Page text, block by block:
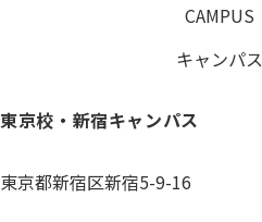
CAMPUS
キャンパス
東京校・新宿キャンパス
東京都新宿区新宿5-9-16